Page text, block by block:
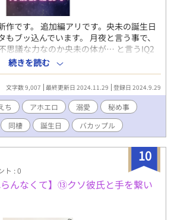
作です。 追加編アリです。央未の誕生日
もブッ込んでいます。 月夜と言う事で、
思議な力なのか央未の体が… と言うIQ2
ロです。 無駄に続きます。こちらに更新
朔 アセンダント魚座 央未いわく、クソ
たおやかに受け流してしまう。 風のような
再会して 心が暴風域。 自分の心には、
央未の顔は好き。 央未（おうみ） アセン
れたせいで すっかり性格が、ねじ曲がり
でも時々、強がる事を忘れ 無邪気にな
を 束縛しちゃう系。 元は、人当たりがい
続きを読む
文字数 9,007 最終更新日 2024.11.29 登録日 2024.9.29
ち アホエロ 溺愛
秘め事
同棲 誕生日 バカップル
10
ト : 0
らんなくて】⑬クソ彼氏と手を繋い